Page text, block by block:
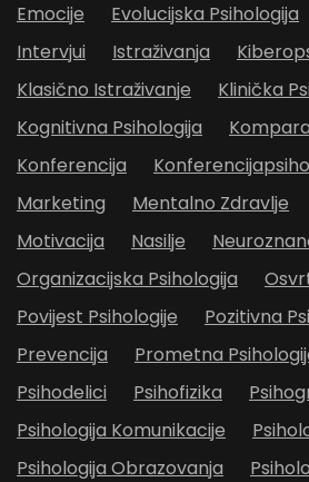
Emocije
Evolucijska Psihologija
Intervjui
Istraživanja
Klasično Istraživanje
Klinička
Kognitivna Psihologija
Konferencija
Marketing
Mentalno Zdravlje
Motivacija
Nasilje
Organizacijska Psihologija
Povijest Psihologije
Pozitivna
Prevencija
Prometna
Psihodelici
Psihofizika
Psihologija Komunikacije
Psihologija Obrazovanja